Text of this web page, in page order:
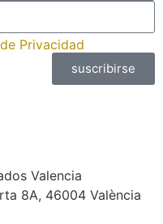
Privacidad
suscribirse
Valencia
8A, 46004 València